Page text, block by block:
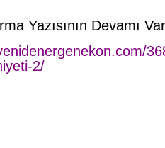
Yazısının Devamı
2/